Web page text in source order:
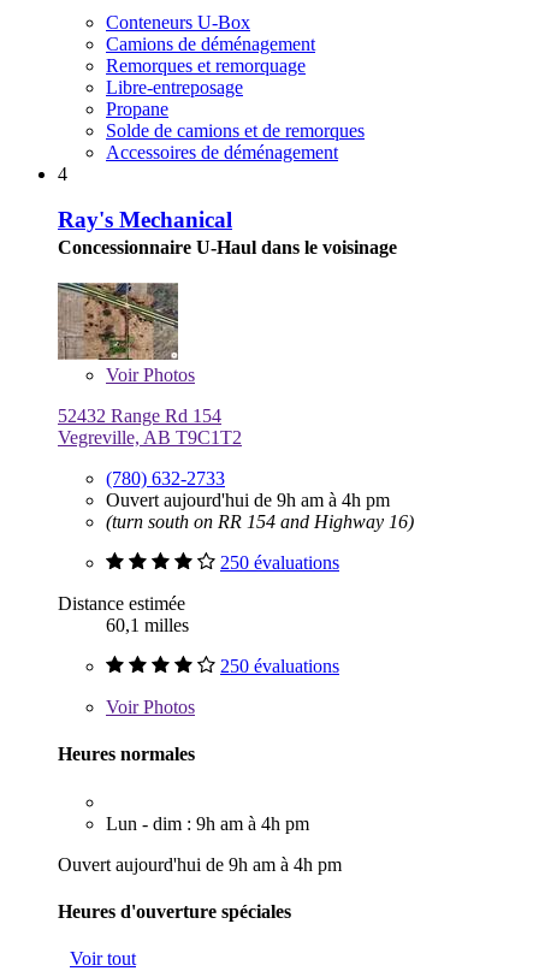
Conteneurs U-Box
Camions de déménagement
Remorques et remorquage
Libre-entreposage
Propane
Solde de camions et de remorques
Accessoires de déménagement
4
Ray's Mechanical
Concessionnaire U-Haul dans le voisinage
VoirPhotos
52432 Range Rd 154
Vegreville, AB T9C1T2
(780) 632-2733
Ouvert aujourd'hui de 9h am à 4h pm
(turn south on RR 154 and Highway 16)
250 évaluations
Distance estimée
60,1 milles
250 évaluations
VoirPhotos
Heures normales
Lun - dim : 9h am à 4h pm
Ouvert aujourd'hui de 9h am à 4h pm
Heures d'ouverture spéciales
Voir tout